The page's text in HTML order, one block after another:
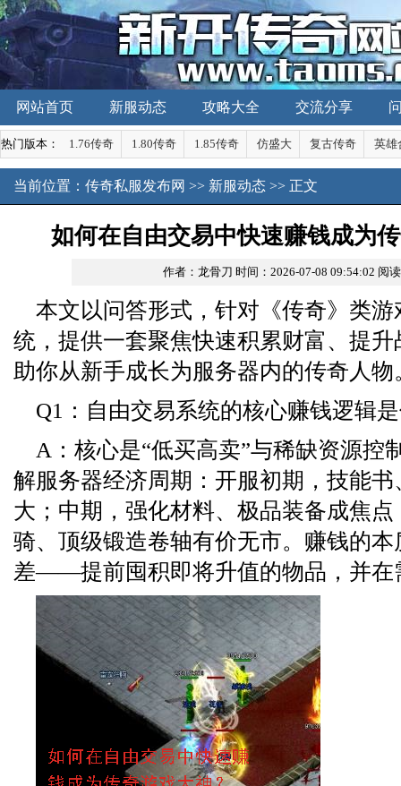
网站首页 新服动态 攻略大全 交流分享
热门版本： 1.76传奇 1.80传奇 1.85传奇 仿盛大 复古传奇 英雄
当前位置： 传奇私服发布网 >> 新服动态 >> 正文
如何在自由交易中快速赚钱成为
作者：龙骨刀 时间：2026-07-08 09:54:02 阅
本文以问答形式，针对《传奇》类
统，提供一套聚焦快速积累财富、提
助你从新手成长为服务器内的传奇人物
Q1：自由交易系统的核心赚钱逻辑
A：核心是“低买高卖”与稀缺资源控
解服务器经济周期：开服初期，技能
大；中期，强化材料、极品装备成焦
骑、顶级锻造卷轴有价无市。赚钱的
差——提前囤积即将升值的物品，并在